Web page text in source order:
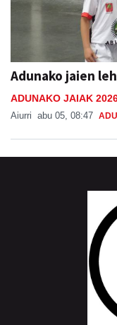
Adunako jaien
ADUNAKO JAIAK
Aiurri abu 05, 08:47